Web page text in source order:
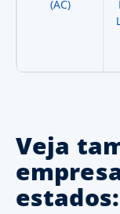
(AC)
Veja
estados: